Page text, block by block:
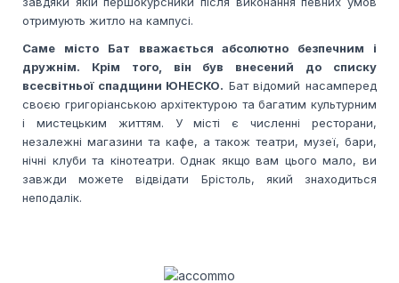
отримують житло на кампусі.
Саме місто Бат вважається абсолютно безпечним і
дружнім. Крім того, він був внесений до списку
всесвітньої спадщини ЮНЕСКО. Бат відомий насамперед
своєю григоріанською архітектурою та багатим культурним
і мистецьким життям. У місті є численні ресторани,
незалежні магазини та кафе, а також театри, музеї, бари,
нічні клуби та кінотеатри. Однак якщо вам цього мало, ви
завжди можете відвідати Брістоль, який знаходиться
неподалік.